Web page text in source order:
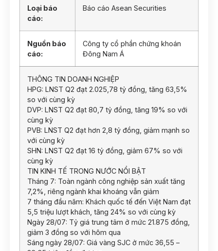
Loại báo
cáo:
Báo cáo Asean Securities
Nguồn báo
cáo:
Công ty cổ phần chứng khoán
Đông Nam Á
THÔNG TIN DOANH NGHIỆP
HPG: LNST Q2 đạt 2.025,78 tỷ đồng, tăng 63,5%
so với cùng kỳ
DVP: LNST Q2 đạt 80,7 tỷ đồng, tăng 19% so với
cùng kỳ
PVB: LNST Q2 đạt hơn 2,8 tỷ đồng, giảm mạnh so
với cùng kỳ
SHN: LNST Q2 đạt 16 tỷ đồng, giảm 67% so với
cùng kỳ
TIN KINH TẾ TRONG NƯỚC NỔI BẬT
Tháng 7: Toàn ngành công nghiệp sản xuất tăng
7,2%, riêng ngành khai khoáng vẫn giảm
7 tháng đầu năm: Khách quốc tế đến Việt Nam đạt
5,5 triệu lượt khách, tăng 24% so với cùng kỳ
Ngày 28/07: Tỷ giá trung tâm ở mức 21.875 đồng,
giảm 3 đồng so với hôm qua
Sáng ngày 28/07: Giá vàng SJC ở mức 36,55 –